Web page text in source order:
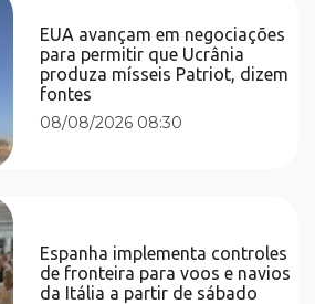
EUA avançam em negociações
para permitir que Ucrânia
produza mísseis Patriot, dizem
fontes
08/08/2026 08:30
Espanha implementa controles
de fronteira para voos e navios
da Itália a partir de sábado